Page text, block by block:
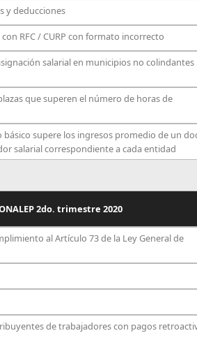
y deducciones
RFC / CURP con formato incorrecto
salarial en municipios no colindantes
que superen el número de horas de
básico supere los ingresos promedio de un
salarial correspondiente a cada entidad
2do. trimestre 2020
al Artículo 73 de la Ley General de
de trabajadores con pagos